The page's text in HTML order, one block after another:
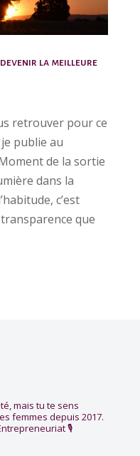
la meilleure
retrouver pour ce
publie au
de la sortie
dans la
c’est
que
mais tu te sens
femmes depuis 2017.
🎙️